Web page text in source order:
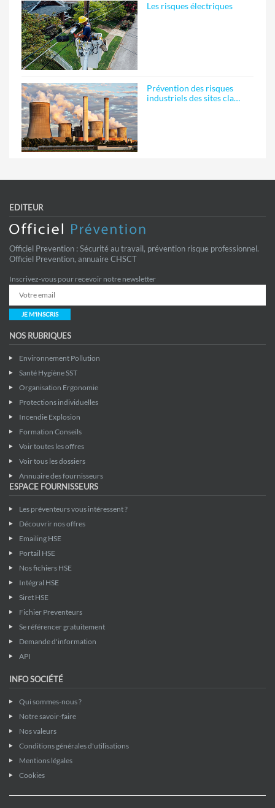
Les risques électriques
Prévention des risques
industriels des sites cla…
EDITEUR
Officiel Prevention : Sécurité au travail, prévention risque professionnel.
Officiel Prevention, annuaire CHSCT
Inscrivez-vous pour recevoir notre newsletter
JE M'INSCRIS
NOS RUBRIQUES
Environnement Pollution
Santé Hygiène SST
Organisation Ergonomie
Protections individuelles
Incendie Explosion
Formation Conseils
Voir toutes les offres
Voir tous les dossiers
Annuaire des fournisseurs
ESPACE FOURNISSEURS
Les préventeurs vous intéressent ?
Découvrir nos offres
Emailing HSE
Portail HSE
Nos fichiers HSE
Intégral HSE
Siret HSE
Fichier Preventeurs
Se référencer gratuitement
Demande d'information
API
INFO SOCIÉTÉ
Qui sommes-nous ?
Notre savoir-faire
Nos valeurs
Conditions générales d'utilisations
Mentions légales
Cookies